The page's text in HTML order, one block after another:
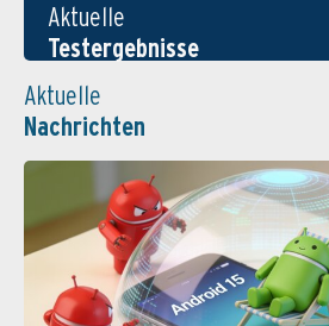
Aktuelle
Testergebnisse
Aktuelle
Nachrichten